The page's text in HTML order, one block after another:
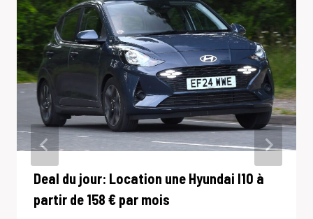
Deal du jour: Location une Hyundai I10 à
partir de 158 € par mois